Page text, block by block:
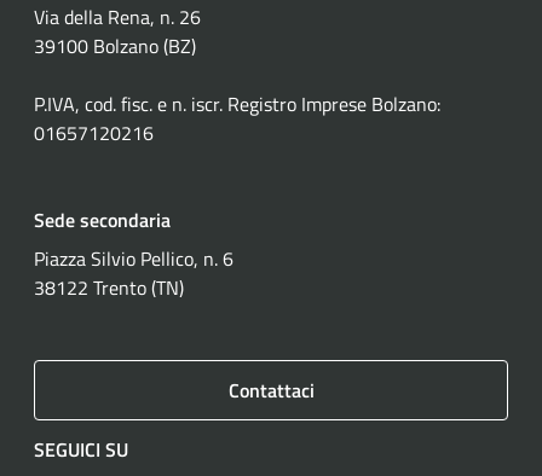
Via della Rena, n. 26
39100 Bolzano (BZ)
P.IVA, cod. fisc. e n. iscr. Registro Imprese Bolzano:
01657120216
Sede secondaria
Piazza Silvio Pellico, n. 6
38122 Trento (TN)
Contattaci
SEGUICI SU